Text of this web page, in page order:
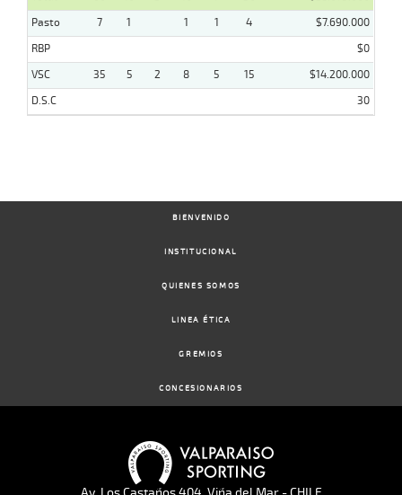
Pasto
7 1 1 1 4
$7.690.000
RBP
$0
VSC
35 5 2 8 5 15
$14.200.000
D.S.C
30
BIENVENIDO
INSTITUCIONAL
QUIENES SOMOS
LINEA ÉTICA
GREMIOS
CONCESIONARIOS